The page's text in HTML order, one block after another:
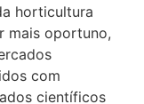
horticultura
mais oportuno,
com
científicos